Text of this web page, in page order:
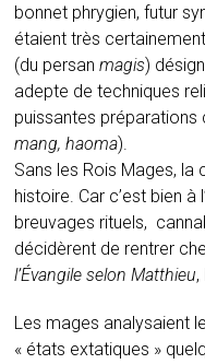
bonnet phrygien, futur
étaient très
(du persanmagis)
adepte de techniques
puissantes
mang, haoma).
Sans les Rois Mages, la
histoire. Car c’est bien à
breuvages rituels,
décidèrent de rentrer
l’Évangile selon Matthieu
Les mages analysaient
« états extatiques »